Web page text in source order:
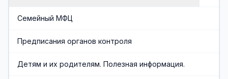
Доска почета
Документы
Административная служба
Отделение профилактики безнадзорности и
организационного обеспечения
Попечительский совет
Общественные организации
Социальные партнеры
Семейный МФЦ
Предписания органов контроля
Детям и их родителям. Полезная информация.